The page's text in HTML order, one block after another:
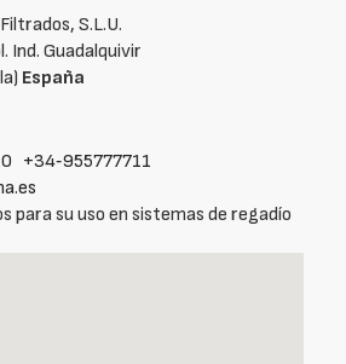
S.L.U.
Ind. Guadalquivir
España
+34‑955777711
para su uso en sistemas de regadío